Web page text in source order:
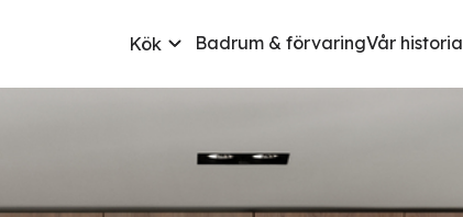
Kök Badrum & förvaringVår historia